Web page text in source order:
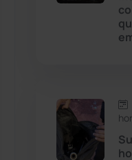
Esportes
Eventos